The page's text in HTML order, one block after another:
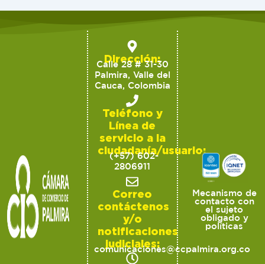
Dirección:
Calle 28 # 31-30
Palmira, Valle del
Cauca, Colombia
Teléfono y
Línea de
servicio a la
ciudadanía/usuario:
(+57) 602-
2806911
Correo
contáctenos
y/o
notificaciones
judiciales:
comunicaciones@ccpalmira.org.co
Mecanismo de
contacto con
el sujeto
obligado y
políticas